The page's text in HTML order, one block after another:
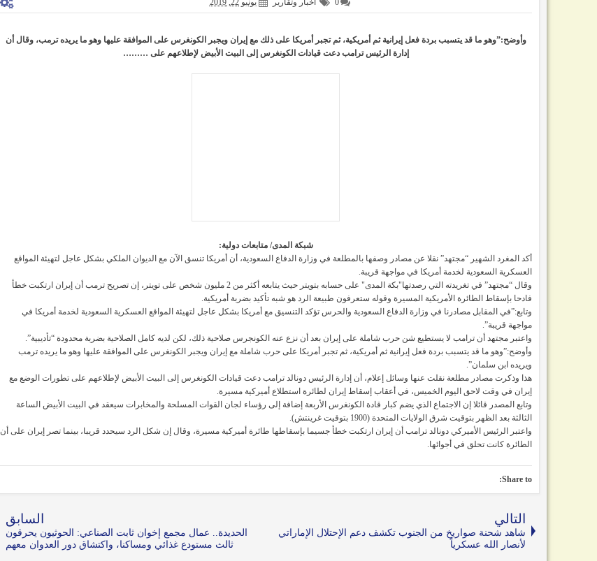
وأوضح:”وهو ما قد يتسبب بردة فعل إيرانية ثم أمريكية، ثم تجبر أمريكا على ذلك مع إيران ويجبر الكونغرس على الموافقة عليها وهو ما يريده ترمب، وقال أن
إدارة الرئيس ترامب دعت قيادات الكونغرس إلى البيت الأبيض لإطلاعهم على ………
شبكة المدى/ متابعات دولية:
أكد المغرد الشهير “مجتهد” نقلا عن مصادر وصفها بالمطلعة في وزارة الدفاع السعودية، أن أمريكا تنسق الآن مع الديوان الملكي بشكل عاجل لتهيئة المواقع
العسكرية السعودية لخدمة أمريكا في مواجهة قريبة.
وقال “مجتهد” في تغريدته التي رصدتها"بكة المدى" على حسابه بتويتر حيث يتابعه أكثر من 2 مليون شخص على تويتر، إن تصريح ترمب أن إيران ارتكبت خطأ
فادحا بإسقاط الطائرة الأمريكية المسيرة وقوله ستعرفون طبيعة الرد هو شبه تأكيد بضربة أمريكية.
وتابع:”في المقابل مصادرنا في وزارة الدفاع السعودية والحرس تؤكد التنسيق مع أمريكا بشكل عاجل لتهيئة المواقع العسكرية السعودية لخدمة أمريكا في
مواجهة قريبة”.
واعتبر مجتهد أن ترامب لا يستطيع شن حرب شاملة على إيران بعد أن نزع عنه الكونجرس صلاحية ذلك، لكن لديه كامل الصلاحية بضربة محدودة “تأديبية”.
وأوضح:”وهو ما قد يتسبب بردة فعل إيرانية ثم أمريكية، ثم تجبر أمريكا على حرب شاملة مع إيران ويجبر الكونغرس على الموافقة عليها وهو ما يريده ترمب
ويريده ابن سلمان”.
هذا وذكرت مصادر مطلعة نقلت عنها وسائل إعلام، أن إدارة الرئيس دونالد ترامب دعت قيادات الكونغرس إلى البيت الأبيض لإطلاعهم على تطورات الوضع مع
إيران في وقت لاحق اليوم الخميس، في أعقاب إسقاط إيران لطائرة استطلاع أميركية مسيرة.
وتابع المصدر قائلا إن الاجتماع الذي يضم كبار قادة الكونغرس الأربعة إضافة إلى رؤساء لجان القوات المسلحة والمخابرات سيعقد في البيت الأبيض الساعة
الثالثة بعد الظهر بتوقيت شرق الولايات المتحدة (1900 بتوقيت غرينتش).
واعتبر الرئيس الأميركي دونالد ترامب أن إيران ارتكبت خطأ جسيما بإسقاطها طائرة أميركية مسيرة، وقال إن شكل الرد سيحدد قريبا، بينما تصر إيران على أن
الطائرة كانت تحلق في أجوائها.
Share to:
التالي
شاهد شحنة صواريخ من الجنوب تكشف دعم الإحتلال الإماراتي
لأنصار الله عسكرياً
السابق
الحديدة.. عمال مجمع إخوان ثابت الصناعي: الحوثيون يحرقون
ثالث مستودع غذائي ومساكنا، واكتشاق دور العدوان معهم